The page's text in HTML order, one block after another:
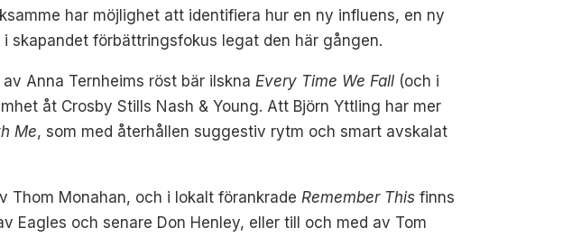
har möjlighet att identifiera hur en ny influens, en ny
skapandet förbättringsfokus legat den här gången.
Anna Ternheims röst bär ilskna Every Time We Fall (och i
åt Crosby Stills Nash & Young. Att Björn Yttling har mer
Me, som med återhållen suggestiv rytm och smart avskalat
Thom Monahan, och i lokalt förankrade Remember This finns
och senare Don Henley, eller till och med av Tom